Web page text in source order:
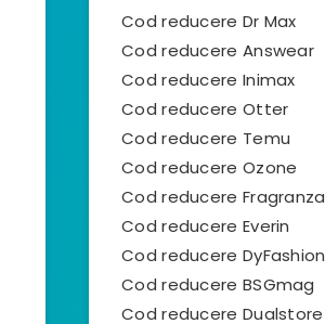
Cod reducere Dr Max
Cod reducere Answear
Cod reducere Inimax
Cod reducere Otter
Cod reducere Temu
Cod reducere Ozone
Cod reducere Fragranza
Cod reducere Everin
Cod reducere DyFashion
Cod reducere BSGmag
Cod reducere Dualstore